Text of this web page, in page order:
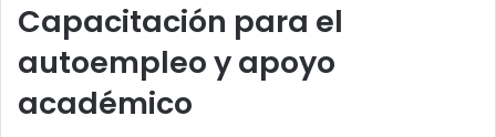
Capacitación para el
autoempleo y apoyo
académico